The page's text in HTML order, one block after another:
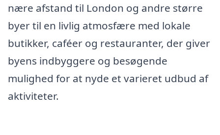
nære afstand til London og andre større
byer til en livlig atmosfære med lokale
butikker, caféer og restauranter, der giver
byens indbyggere og besøgende
mulighed for at nyde et varieret udbud af
aktiviteter.